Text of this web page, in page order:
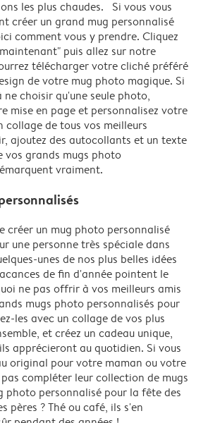
les plus chaudes. Si vous vous
créer un grand mug personnalisé
comment vous y prendre. Cliquez
puis allez sur notre
télécharger votre cliché préféré
de votre mug photo magique. Si
ne choisir qu'une seule photo,
mise en page et personnalisez votre
collage de tous vos meilleurs
ajoutez des autocollants et un texte
vos grands mugs photo
vraiment.
créer un mug photo personnalisé
une personne très spéciale dans
unes de nos plus belles idées
de fin d'année pointent le
ne pas offrir à vos meilleurs amis
mugs photo personnalisés pour
les avec un collage de vos plus
et créez un cadeau unique,
apprécieront au quotidien. Si vous
original pour votre maman ou votre
compléter leur collection de mugs
photo personnalisé pour la fête des
pères ? Thé ou café, ils s'en